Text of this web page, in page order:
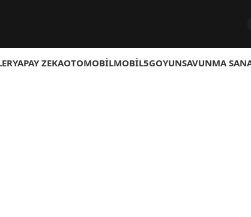
YAPAY ZEKAOTOMOBILMOBIL5GOYUNSAVUNMA